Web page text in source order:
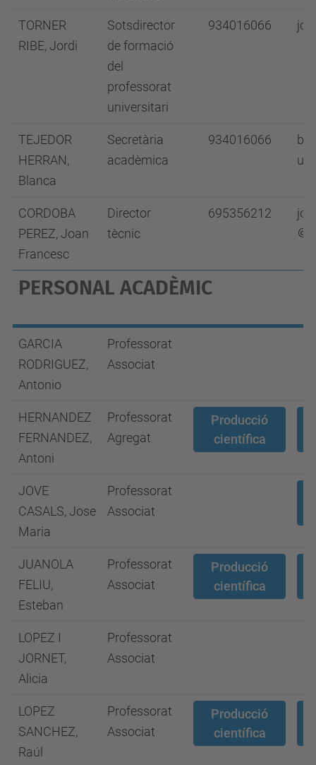
TORNER
RIBE, Jordi
Sotsdirector
de formació
del
professorat
universitari
934016066
TEJEDOR
HERRAN,
Blanca
Secretària
acadèmica
934016066
CORDOBA
PEREZ, Joan
Francesc
Director
tècnic
695356212
PERSONAL ACADÈMIC
GARCIA
RODRIGUEZ,
Antonio
Professorat
Associat
HERNANDEZ
FERNANDEZ,
Antoni
Professorat
Agregat
Producció
científica
JOVE
CASALS, Jose
Maria
Professorat
Associat
JUANOLA
FELIU,
Esteban
Professorat
Associat
Producció
científica
LOPEZ I
JORNET,
Alicia
Professorat
Associat
LOPEZ
SANCHEZ,
Raúl
Professorat
Associat
Producció
científica